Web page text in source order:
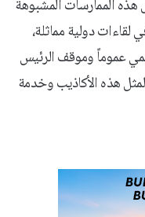
هذه الممارسات المشبوهة
دولية مماثلة،
عموماً وموقف الرئيس
هذه الأكاذيب وخدمة